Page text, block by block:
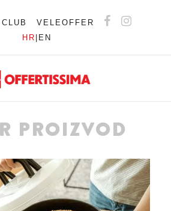
VELEOFFER
HR EN
PROIZVOD